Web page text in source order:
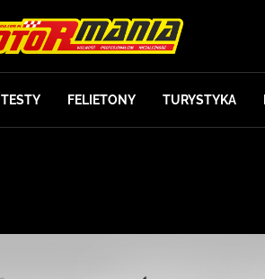
TESTY FELIETONY TURYSTYKA